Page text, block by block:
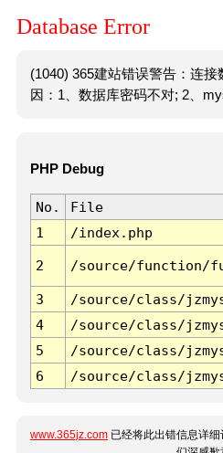
Database Error
(1040) 365建站错误警告：连
因：1、数据库密码不对; 2、
PHP Debug
No. File
1
/index.php
2 /source/function/
3 /source/class/
4
/source/class/
5
/source/class/
6
/source/class/
www.365jz.com 已经将此出错信息详